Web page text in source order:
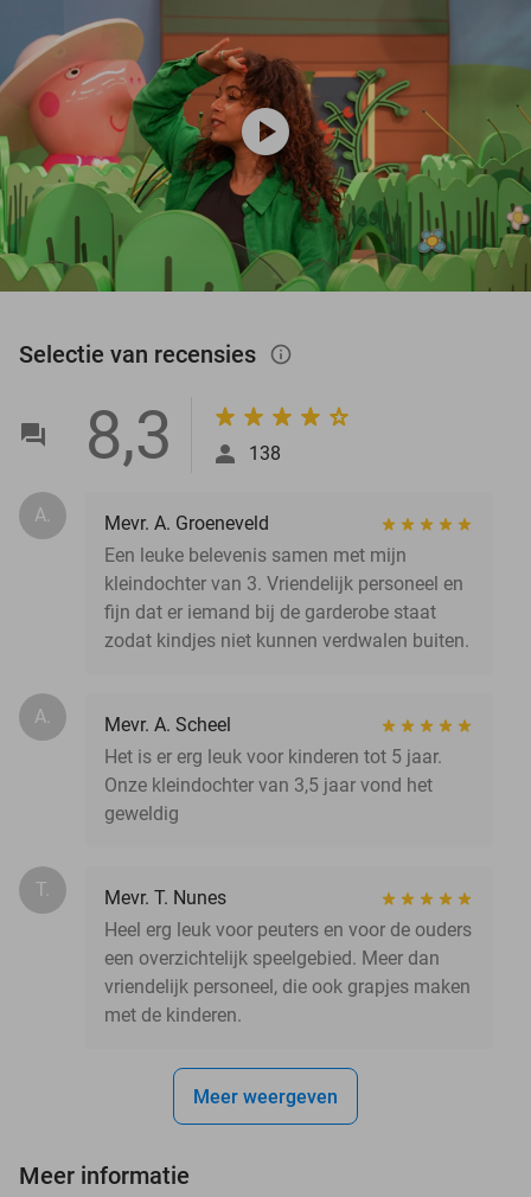
play_circle
Selectie van recensies info_outlined
8,3 138
A.
Mevr. A. Groeneveld
Een leuke belevenis samen met mijn
kleindochter van 3. Vriendelijk personeel en
fijn dat er iemand bij de garderobe staat
zodat kindjes niet kunnen verdwalen buiten.
A.
Mevr. A. Scheel
Het is er erg leuk voor kinderen tot 5 jaar.
Onze kleindochter van 3,5 jaar vond het
geweldig
T.
Mevr. T. Nunes
Heel erg leuk voor peuters en voor de ouders
een overzichtelijk speelgebied. Meer dan
vriendelijk personeel, die ook grapjes maken
met de kinderen.
Meer weergeven
Meer informatie